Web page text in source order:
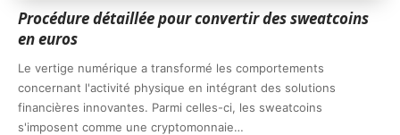
Procédure détaillée pour convertir des sweatcoins
en euros
Le vertige numérique a transformé les comportements
concernant l'activité physique en intégrant des solutions
financières innovantes. Parmi celles-ci, les sweatcoins
s'imposent comme une cryptomonnaie…